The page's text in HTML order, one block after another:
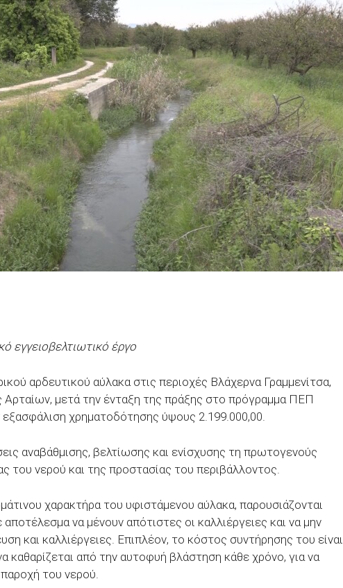
εγγειοβελτιωτικό έργο
αρδευτικού αύλακα στις περιοχές Βλάχερνα Γραμμενίτσα,
μετά την ένταξη της πράξης στο πρόγραμμα ΠΕΠ
χρηματοδότησης ύψους 2.199.000,00.
αναβάθμισης, βελτίωσης και ενίσχυσης τη πρωτογενούς
του νερού και της προστασίας του περιβάλλοντος.
χαρακτήρα του υφιστάμενου αύλακα, παρουσιάζονται
να μένουν απότιστες οι καλλιέργειες και να μην
και καλλιέργειες. Επιπλέον, το κόστος συντήρησης του είναι
καθαρίζεται από την αυτοφυή βλάστηση κάθε χρόνο, για να
παροχή του νερού.